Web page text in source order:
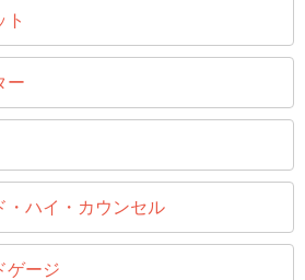
ト
ー
・ハイ・カウンセル
ゲージ